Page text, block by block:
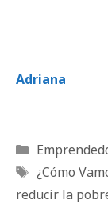
Adriana
Categorías
Etiquetas
¿Cómo
reducir la